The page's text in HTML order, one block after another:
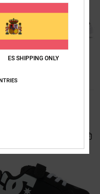
3
ES SHIPPING ONLY